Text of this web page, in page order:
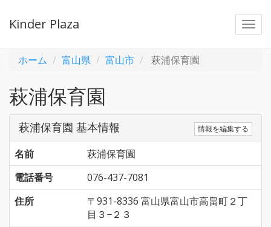
Kinder Plaza
ホーム 富山県 富山市 萩浦保育園
萩浦保育園
萩浦保育園 基本情報 情報を編集する
名前
萩浦保育園
電話番号
076-437-7081
住所
〒931-8336 富山県富山市高畠町２丁
目３−２３